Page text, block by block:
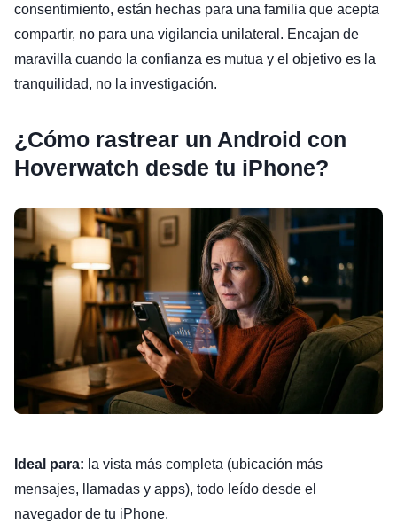
consentimiento, están hechas para una familia que acepta
compartir, no para una vigilancia unilateral. Encajan de
maravilla cuando la confianza es mutua y el objetivo es la
tranquilidad, no la investigación.
¿Cómo rastrear un Android con
Hoverwatch desde tu iPhone?
Ideal para: la vista más completa (ubicación más
mensajes, llamadas y apps), todo leído desde el
navegador de tu iPhone.